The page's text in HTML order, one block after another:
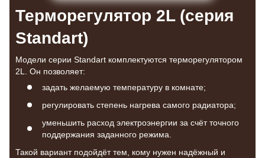
Терморегулятор 2L (серия
Standart)
Модели серии Standart комплектуются терморегулятором
2L. Он позволяет:
задать желаемую температуру в комнате;
регулировать степень нагрева самого радиатора;
уменьшить расход электроэнергии за счёт точного
поддержания заданного режима.
Такой вариант подойдёт тем, кому нужен надёжный и